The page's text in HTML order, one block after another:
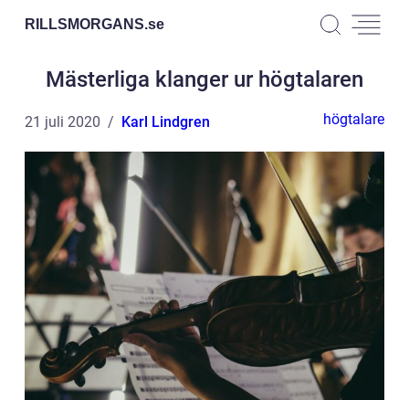
RILLSMORGANS.se
Mästerliga klanger ur högtalaren
21 juli 2020 Karl Lindgren högtalare